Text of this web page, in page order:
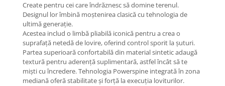
Create pentru cei care îndrăznesc să domine terenul.
Designul lor îmbină moștenirea clasică cu tehnologia de
ultimă generație.
Acestea includ o limbă pliabilă iconică pentru a crea o
suprafață netedă de lovire, oferind control sporit la șuturi.
Partea superioară confortabilă din material sintetic adaugă
textură pentru aderență suplimentară, astfel încât să te
miști cu încredere. Tehnologia Powerspine integrată în zona
mediană oferă stabilitate și forță la execuția loviturilor.